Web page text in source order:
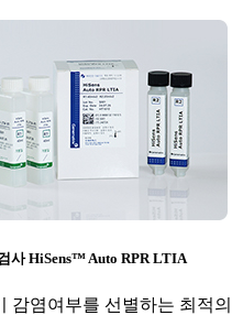
사 HiSens™ Auto RPR LTIA
감염여부를 선별하는 최적